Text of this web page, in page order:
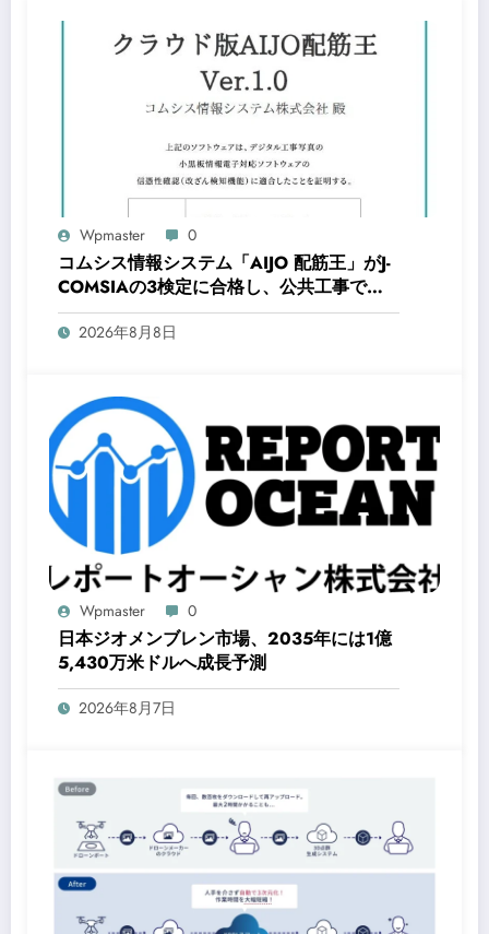
Wpmaster 0
コムシス情報システム「AIJO 配筋王」がJ-
COMSIAの3検定に合格し、公共工事での
信頼性と効率を向上
2026年8月8日
Wpmaster 0
日本ジオメンブレン市場、2035年には1億
5,430万米ドルへ成長予測
2026年8月7日